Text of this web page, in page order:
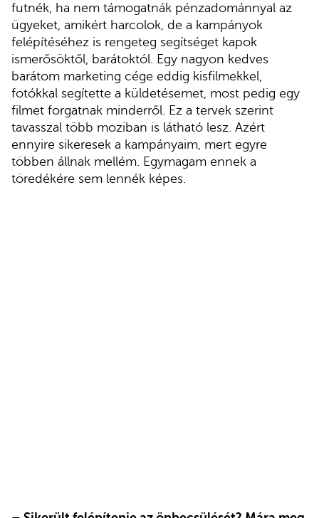
futnék, ha nem támogatnák pénzadománnyal az
ügyeket, amikért harcolok, de a kampányok
felépítéséhez is rengeteg segítséget kapok
ismerősöktől, barátoktól. Egy nagyon kedves
barátom marketing cége eddig kisfilmekkel,
fotókkal segítette a küldetésemet, most pedig egy
filmet forgatnak minderről. Ez a tervek szerint
tavasszal több moziban is látható lesz. Azért
ennyire sikeresek a kampányaim, mert egyre
többen állnak mellém. Egymagam ennek a
töredékére sem lennék képes.